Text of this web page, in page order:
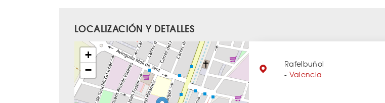
LOCALIZACIÓN Y DETALLES
+
−
Rafelbuñol
- Valencia